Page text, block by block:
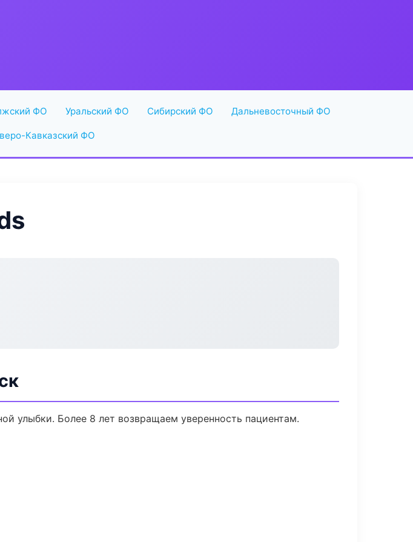
ФО Уральский ФО Сибирский ФО Дальневосточный ФО
Кавказский ФО
улыбки. Более 8 лет возвращаем уверенность пациентам.